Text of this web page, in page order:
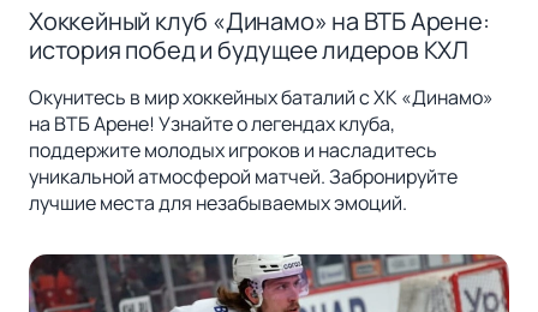
Хоккейный клуб «Динамо» на ВТБ Арене:
история побед и будущее лидеров КХЛ
Окунитесь в мир хоккейных баталий с ХК «Динамо»
на ВТБ Арене! Узнайте о легендах клуба,
поддержите молодых игроков и насладитесь
уникальной атмосферой матчей. Забронируйте
лучшие места для незабываемых эмоций.